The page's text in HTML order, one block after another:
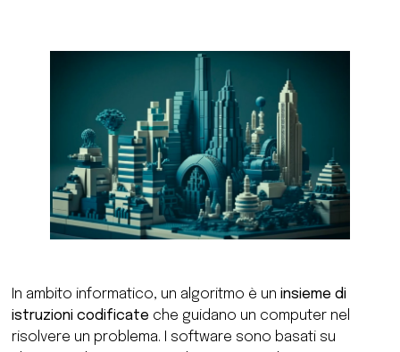
In ambito informatico, un algoritmo è uninsieme di
istruzioni codificate che guidano un computer nel
risolvere un problema. I software sono basati su